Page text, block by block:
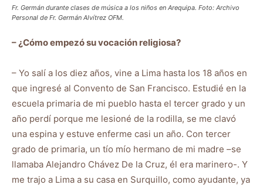
Fr. Germán durante clases de música a los niños en Arequipa. Foto: Archivo
Personal de Fr. Germán Alvítrez OFM.
– ¿Cómo empezó su vocación religiosa?
– Yo salí a los diez años, vine a Lima hasta los 18 años en
que ingresé al Convento de San Francisco. Estudié en la
escuela primaria de mi pueblo hasta el tercer grado y un
año perdí porque me lesioné de la rodilla, se me clavó
una espina y estuve enferme casi un año. Con tercer
grado de primaria, un tío mío hermano de mi madre –se
llamaba Alejandro Chávez De la Cruz, él era marinero-. Y
me trajo a Lima a su casa en Surquillo, como ayudante, ya